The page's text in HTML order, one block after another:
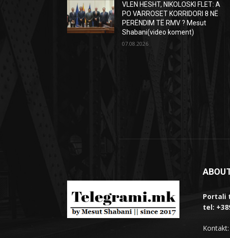
VLEN HESHT, NIKOLOSKI FLET: A
PO VARROSET KORRIDORI 8 NË
PERËNDIM TË RMV ? Mesut
Shabani(video koment)
07.08.2026
Portali
tel: